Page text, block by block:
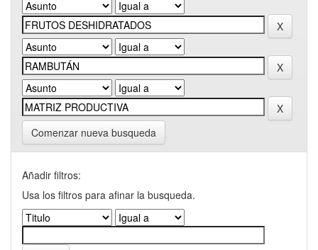
Comenzar nueva busqueda
Añadir filtros:
Usa los filtros para afinar la busqueda.